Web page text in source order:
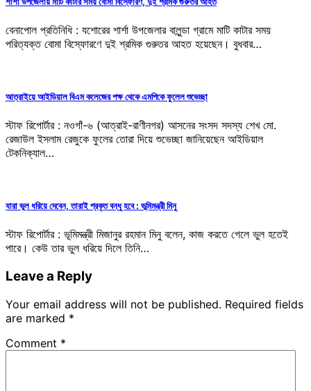
বেনাপোল প্রতিনিধি : যশোরের শার্শা উপজেলার বালুন্ডা গ্রামে মাটি কাটার সময়
পরিত্যক্ত বোমা বিস্ফোরণে দুই শ্রমিক গুরুতর আহত হয়েছেন। বুধবার…
আত্রাইয়ে আইডিয়াল বিএম কলেজের পক্ষ থেকে এমপিকে ফুলেল শুভেচ্ছা
স্টাফ রিপোর্টার : নওগাঁ-৬ (আত্রাই-রাণীনগর) আসনের সংসদ সদস্য শেখ মো.
রেজাউল ইসলাম রেজুকে ফুলের তোরা দিয়ে শুভেচ্ছা জানিয়েছেন আইডিয়াল
টেকনিক্যাল…
যারা ভুল ধরিয়ে দেবেন, তারাই প্রকৃত বন্ধু হবে : ভূমিমন্ত্রী মিনু
স্টাফ রিপোর্টার : ভূমিমন্ত্রী মিজানুর রহমান মিনু বলেন, কাজ করতে গেলে ভুল হতেই
পারে। কেউ তার ভুল ধরিয়ে দিলে তিনি…
Leave a Reply
Your email address will not be published. Required fields
are marked *
Comment *